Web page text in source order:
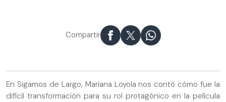
Compartir
En Sigamos de Largo, Mariana Loyola nos contó cómo fue la
difícil transformación para su rol protagónico en la película